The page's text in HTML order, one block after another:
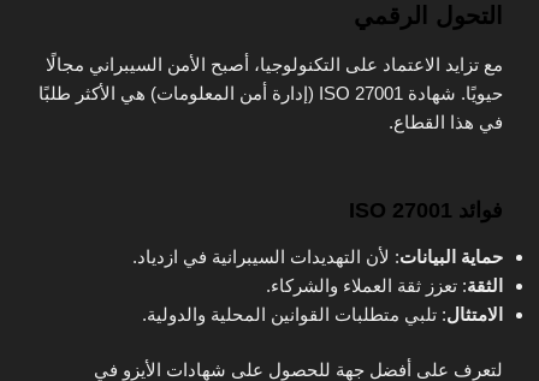
التحول الرقمي
مع تزايد الاعتماد على التكنولوجيا، أصبح الأمن السيبراني مجالًا
حيويًا. شهادة ISO 27001 (إدارة أمن المعلومات) هي الأكثر طلبًا
في هذا القطاع.
فوائد ISO 27001
حماية البيانات: لأن التهديدات السيبرانية في ازدياد.
الثقة: تعزز ثقة العملاء والشركاء.
الامتثال: تلبي متطلبات القوانين المحلية والدولية.
لتعرف على أفضل جهة للحصول على شهادات الأيزو في